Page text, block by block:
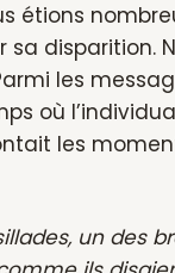
étions
disparition.
les
où
les
un des